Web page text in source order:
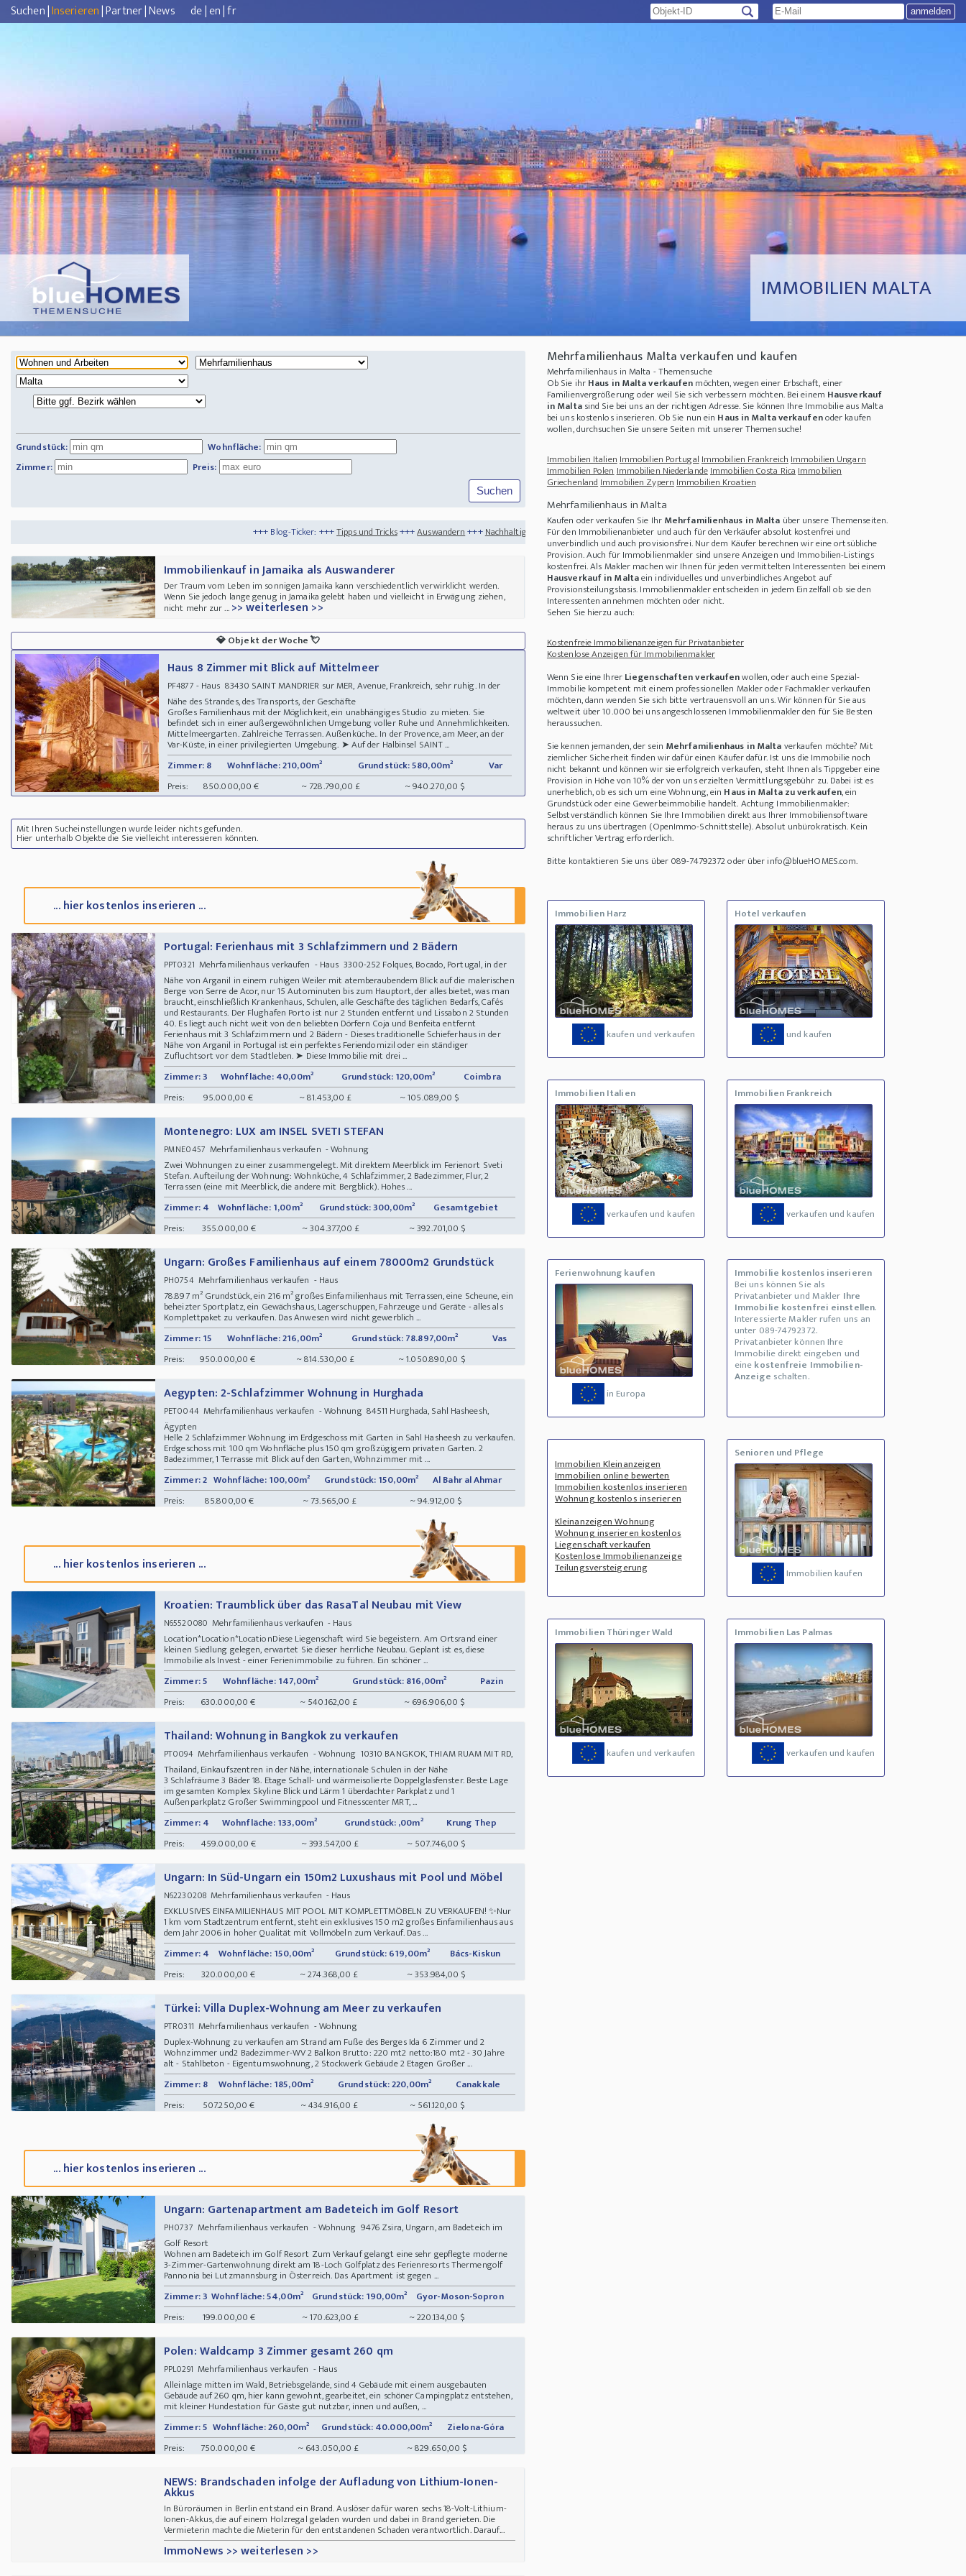
Suchen|Inserieren|Partner|News de|en|fr
IMMOBILIEN MALTA
Grundstück:
Wohnfläche:
Zimmer:
Preis:
+++ Blog-Ticker: +++Tipps und Tricks+++Auswandern+++Nachhaltigkeit+++Black Friday - Die besten Schnäppchen für Haus und Garten+++Haus kaufen im Sommer +++
Immobilienkauf in Jamaika als Auswanderer
Der Traum vom Leben im sonnigen Jamaika kann verschiedentlich verwirklicht werden.
Wenn Sie jedoch lange genug in Jamaika gelebt haben und vielleicht in Erwägung ziehen,
nicht mehr zur ...>> weiterlesen >>
💎Objekt der Woche💘
Haus 8 Zimmer mit Blick auf Mittelmeer
PF4877 - Haus 83430 SAINT MANDRIER sur MER, Avenue, Frankreich, sehr ruhig. In der
Nähe des Strandes, des Transports, der Geschäfte
Großes Familienhaus mit der Möglichkeit, ein unabhängiges Studio zu mieten. Sie
befindet sich in einer außergewöhnlichen Umgebung voller Ruhe und Annehmlichkeiten.
Mittelmeergarten. Zahlreiche Terrassen. Außenküche.. In der Provence, am Meer, an der
Var-Küste, in einer privilegierten Umgebung. ➤ Auf der Halbinsel SAINT ...
Zimmer: 8
Wohnfläche: 210,00m² Grundstück: 580,00m²
Var
Preis:
850.000,00 € ~ 728.790,00 £ ~ 940.270,00 $
Mit Ihren Sucheinstellungen wurde leider nichts gefunden.
Hier unterhalb Objekte die Sie vielleicht interessieren könnten.
... hier kostenlos inserieren ...
Portugal: Ferienhaus mit 3 Schlafzimmern und 2 Bädern
PPT0321 Mehrfamilienhaus verkaufen - Haus 3300-252 Folques, Bocado, Portugal, in der
Nähe von Arganil in einem ruhigen Weiler mit atemberaubendem Blick auf die malerischen
Berge von Serre de Acor, nur 15 Autominuten bis zum Hauptort, der alles bietet, was man
braucht, einschließlich Krankenhaus, Schulen, alle Geschäfte des täglichen Bedarfs, Cafés
und Restaurants. Der Flughafen Porto ist nur 2 Stunden entfernt und Lissabon 2 Stunden
40. Es liegt auch nicht weit von den beliebten Dörfern Coja und Benfeita entfernt
Ferienhaus mit 3 Schlafzimmern und 2 Bädern - Dieses traditionelle Schieferhaus in der
Nähe von Arganil in Portugal ist ein perfektes Feriendomizil oder ein ständiger
Zufluchtsort vor dem Stadtleben. ➤ Diese Immobilie mit drei ...
Zimmer: 3
Wohnfläche: 40,00m² Grundstück: 120,00m²
Coimbra
Preis:
95.000,00 € ~ 81.453,00 £ ~ 105.089,00 $
Montenegro: LUX am INSEL SVETI STEFAN
PMNE0457 Mehrfamilienhaus verkaufen - Wohnung
Zwei Wohnungen zu einer zusammengelegt. Mit direktem Meerblick im Ferienort Sveti
Stefan. Aufteilung der Wohnung: Wohnküche, 4 Schlafzimmer, 2 Badezimmer, Flur, 2
Terrassen (eine mit Meerblick, die andere mit Bergblick). Hohes ...
Zimmer: 4 Wohnfläche: 1,00m² Grundstück: 300,00m²
Gesamtgebiet
Preis:
355.000,00 € ~ 304.377,00 £ ~ 392.701,00 $
Ungarn: Großes Familienhaus auf einem 78000m2 Grundstück
PH0754Mehrfamilienhaus verkaufen - Haus
78.897 m² Grundstück, ein 216 m² großes Einfamilienhaus mit Terrassen, eine Scheune, ein
beheizter Sportplatz, ein Gewächshaus, Lagerschuppen, Fahrzeuge und Geräte - alles als
Komplettpaket zu verkaufen. Das Anwesen wird nicht gewerblich ...
Zimmer: 15
Wohnfläche: 216,00m² Grundstück: 78.897,00m²
Vas
Preis:
950.000,00 € ~ 814.530,00 £ ~ 1.050.890,00 $
Aegypten: 2-Schlafzimmer Wohnung in Hurghada
PET0044Mehrfamilienhaus verkaufen - Wohnung 84511 Hurghada, Sahl Hasheesh,
Ägypten
Helle 2 Schlafzimmer Wohnung im Erdgeschoss mit Garten in Sahl Hasheesh zu verkaufen.
Erdgeschoss mit 100 qm Wohnfläche plus 150 qm großzügigem privaten Garten. 2
Badezimmer, 1 Terrasse mit Blick auf den Garten, Wohnzimmer mit ...
Zimmer: 2 Wohnfläche: 100,00m² Grundstück: 150,00m²
Al Bahr al Ahmar
Preis:
85.800,00 € ~ 73.565,00 £ ~ 94.912,00 $
... hier kostenlos inserieren ...
Kroatien: Traumblick über das RasaTal Neubau mit View
N65520080 Mehrfamilienhaus verkaufen - Haus
Location*Location*LocationDiese Liegenschaft wird Sie begeistern. Am Ortsrand einer
kleinen Siedlung gelegen, erwartet Sie dieser herrliche Neubau. Geplant ist es, diese
Immobilie als Invest - einer Ferienimmobilie zu führen. Ein schöner ...
Zimmer: 5
Wohnfläche: 147,00m² Grundstück: 816,00m²
Pazin
Preis:
630.000,00 € ~ 540.162,00 £ ~ 696.906,00 $
Thailand: Wohnung in Bangkok zu verkaufen
PT0094Mehrfamilienhaus verkaufen - Wohnung 10310 BANGKOK, THIAM RUAM MIT RD,
Thailand, Einkaufszentren in der Nähe, internationale Schulen in der Nähe
3 Schlafräume 3 Bäder 18. Etage Schall- und wärmeisolierte Doppelglasfenster. Beste Lage
im gesamten Komplex Skyline Blick und Lärm 1 überdachter Parkplatz und 1
Außenparkplatz Großer Swimmingpool und Fitnesscenter MRT, ...
Zimmer: 4
Wohnfläche: 133,00m² Grundstück: ,00m²
Krung Thep
Preis:
459.000,00 € ~ 393.547,00 £ ~ 507.746,00 $
Ungarn: In Süd-Ungarn ein 150m2 Luxushaus mit Pool und Möbel
N62230208Mehrfamilienhaus verkaufen - Haus
EXKLUSIVES EINFAMILIENHAUS MIT POOL MIT KOMPLETTMÖBELN ZU VERKAUFEN! ✨Nur
1 km vom Stadtzentrum entfernt, steht ein exklusives 150 m2 großes Einfamilienhaus aus
dem Jahr 2006 in hoher Qualität mit Vollmöbeln zum Verkauf. Das ...
Zimmer: 4
Wohnfläche: 150,00m² Grundstück: 619,00m²
Bács-Kiskun
Preis:
320.000,00 € ~ 274.368,00 £ ~ 353.984,00 $
Türkei: Villa Duplex-Wohnung am Meer zu verkaufen
PTR0311 Mehrfamilienhaus verkaufen - Wohnung
Duplex-Wohnung zu verkaufen am Strand am Fuße des Berges Ida 6 Zimmer und 2
Wohnzimmer und2 Badezimmer-WV 2 Balkon Brutto: 220 mt2 netto:180 mt2 - 30 Jahre
alt - Stahlbeton - Eigentumswohnung, 2 Stockwerk Gebäude 2 Etagen Großer ...
Zimmer: 8
Wohnfläche: 185,00m² Grundstück: 220,00m²
Canakkale
Preis:
507.250,00 € ~ 434.916,00 £ ~ 561.120,00 $
... hier kostenlos inserieren ...
Ungarn: Gartenapartment am Badeteich im Golf Resort
PH0737 Mehrfamilienhaus verkaufen - Wohnung 9476 Zsira, Ungarn, am Badeteich im
Golf Resort
Wohnen am Badeteich im Golf Resort Zum Verkauf gelangt eine sehr gepflegte moderne
3-Zimmer-Gartenwohnung direkt am 18-Loch Golfplatz des Ferienresorts Thermengolf
Pannonia bei Lutzmannsburg in Österreich. Das Apartment ist gegen ...
Zimmer: 3 Wohnfläche: 54,00m² Grundstück: 190,00m²
Gyor-Moson-Sopron
Preis:
199.000,00 € ~ 170.623,00 £ ~ 220.134,00 $
Polen: Waldcamp 3 Zimmer gesamt 260 qm
PPL0291 Mehrfamilienhaus verkaufen - Haus
Alleinlage mitten im Wald, Betriebsgelände, sind 4 Gebäude mit einem ausgebauten
Gebäude auf 260 qm, hier kann gewohnt, gearbeitet, ein schöner Campingplatz entstehen,
mit kleiner Hundestation für Gäste gut nutzbar, innen und außen, ...
Zimmer: 5 Wohnfläche: 260,00m² Grundstück: 40.000,00m²
Zielona-Góra
Preis:
750.000,00 € ~ 643.050,00 £ ~ 829.650,00 $
NEWS: Brandschaden infolge der Aufladung von Lithium-Ionen-
Akkus
In Büroräumen in Berlin entstand ein Brand. Auslöser dafür waren sechs 18-Volt-Lithium-
Ionen-Akkus, die auf einem Holzregal geladen wurden und dabei in Brand gerieten. Die
Vermieterin machte die Mieterin für den entstandenen Schaden verantwortlich. Darauf...
ImmoNews >> weiterlesen >>
Mehrfamilienhaus Malta verkaufen und kaufen
Mehrfamilienhaus in Malta - Themensuche
Ob Sie ihrHaus in Malta verkaufenmöchten, wegen einer Erbschaft, einer
Familienvergrößerung oder weil Sie sich verbessern möchten. Bei einem Hausverkauf
in Maltasind Sie bei uns an der richtigen Adresse. Sie können IhreImmobilie aus Malta
bei uns kostenlos inserieren. Ob Sie nun ein Haus in Malta verkaufenoder kaufen
wollen, durchsuchen Sie unsere Seiten mit unserer Themensuche!
Immobilien ItalienImmobilien PortugalImmobilien FrankreichImmobilien Ungarn
Immobilien PolenImmobilien NiederlandeImmobilien Costa RicaImmobilien
GriechenlandImmobilien ZypernImmobilien Kroatien
Mehrfamilienhaus in Malta
Kaufen oder verkaufen Sie IhrMehrfamilienhaus in Malta über unsere Themenseiten.
Für den Immobilienanbieter und auch für den Verkäufer absolut kostenfrei und
unverbindlich und auch provisionsfrei. Nur dem Käufer berechnen wir eine ortsübliche
Provision. Auch für Immobilienmakler sind unsere Anzeigen und Immobilien-Listings
kostenfrei. Als Makler machen wir Ihnen für jeden vermittelten Interessenten bei einem
Hausverkauf in Maltaein individuelles und unverbindliches Angebot auf
Provisionsteilungsbasis. Immobilienmakler entscheiden in jedem Einzelfall ob sie den
Interessenten annehmen möchten oder nicht.
Sehen Sie hierzu auch:
Kostenfreie Immobilienanzeigen für Privatanbieter
Kostenlose Anzeigen für Immobilienmakler
Wenn Sie eine IhrerLiegenschaften verkaufenwollen, oder auch eine Spezial-
Immobilie kompetent mit einem professionellen Makler oder Fachmakler verkaufen
möchten, dann wenden Sie sich bitte vertrauensvoll an uns. Wir können für Sie aus
weltweit über 10.000 bei uns angeschlossenen Immobilienmakler den für Sie Besten
heraussuchen.
Sie kennen jemanden, der sein Mehrfamilienhaus in Maltaverkaufen möchte? Mit
ziemlicher Sicherheit finden wir dafür einen Käufer dafür. Ist uns die Immobilie noch
nicht bekannt und können wir sie erfolgreich verkaufen, steht Ihnen als Tippgeber eine
Provision in Höhe von 10% der von uns erzielten Vermittlungsgebühr zu. Dabei ist es
unerheblich, ob es sich um eine Wohnung, ein Haus in Malta zu verkaufen, ein
Grundstück oder eine Gewerbeimmobilie handelt. Achtung Immobilienmakler:
Selbstverständlich können Sie Ihre Immobilien direkt aus Ihrer Immobiliensoftware
heraus zu uns übertragen (OpenImmo-Schnittstelle). Absolut unbürokratisch. Kein
schriftlicher Vertrag erforderlich.
Bitte kontaktieren Sie uns über 089-74792372 oder über info@blueHOMES.com.
Immobilien Harz
kaufen und verkaufen
Hotel verkaufen
und kaufen
Immobilien Italien
verkaufen und kaufen
Immobilien Frankreich
verkaufen und kaufen
Ferienwohnung kaufen
in Europa
Immobilie kostenlos inserieren
Bei uns können Sie als
Privatanbieter und Makler Ihre
Immobilie kostenfrei einstellen.
Interessierte Makler rufen uns an
unter 089-74792372.
Privatanbieter können Ihre
Immobilie direkt eingeben und
einekostenfreie Immobilien-
Anzeige schalten.
Immobilien Kleinanzeigen
Immobilien online bewerten
Immobilien kostenlos inserieren
Wohnung kostenlos inserieren
Kleinanzeigen Wohnung
Wohnung inserieren kostenlos
Liegenschaft verkaufen
Kostenlose Immobilienanzeige
Teilungsversteigerung
Senioren und Pflege
Immobilien kaufen
Immobilien Thüringer Wald
kaufen und verkaufen
Immobilien Las Palmas
verkaufen und kaufen